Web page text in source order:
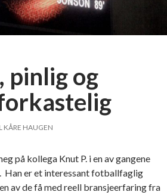
pinlig og
KÅRE HAUGEN
på kollega Knut P. i en av gangene
Han er et interessant fotballfaglig
av de få med reell bransjeerfaring fra